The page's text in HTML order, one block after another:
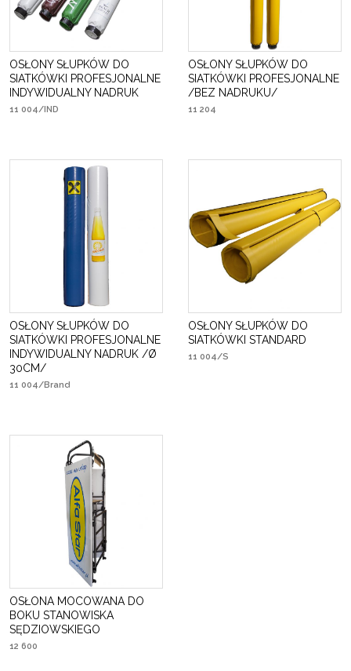
OSŁONY SŁUPKÓW DO
SIATKÓWKI PROFESJONALNE
INDYWIDUALNY NADRUK
11 004/IND
OSŁONY SŁUPKÓW DO
SIATKÓWKI PROFESJONALNE
/BEZ NADRUKU/
11 204
OSŁONY SŁUPKÓW DO
SIATKÓWKI PROFESJONALNE
INDYWIDUALNY NADRUK /Ø
30CM/
11 004/Brand
OSŁONY SŁUPKÓW DO
SIATKÓWKI STANDARD
11 004/S
OSŁONA MOCOWANA DO
BOKU STANOWISKA
SĘDZIOWSKIEGO
12 600